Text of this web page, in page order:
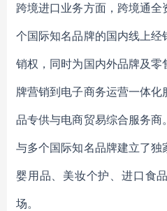
跨境进口业务方面，跨境通
个国际知名品牌的国内线上
销权，同时为国内外品牌及
牌营销到电子商务运营一体
品专供与电商贸易综合服务
与多个国际知名品牌建立了
婴用品、美妆个护、进口食
场。